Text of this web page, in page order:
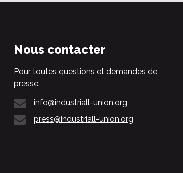
Nous contacter
Pour toutes questions et demandes de
presse:
info@industriall-union.org
press@industriall-union.org